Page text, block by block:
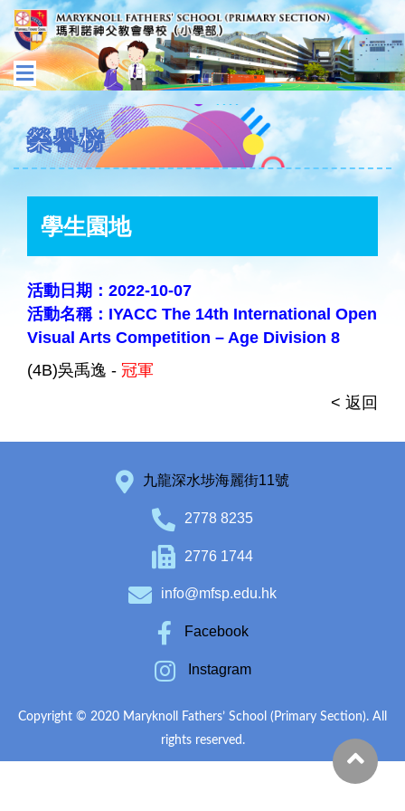
榮譽榜
學生園地
活動日期：2022-10-07
活動名稱：IYACC The 14th International Open
Visual Arts Competition – Age Division 8
(4B)吳禹逸 - 冠軍
< 返回
九龍深水埗海麗街11號
2778 8235
2776 1744
info@mfsp.edu.hk
Facebook
Instagram
Copyright © 2020 Maryknoll Fathers’ School (Primary Section). All
rights reserved.